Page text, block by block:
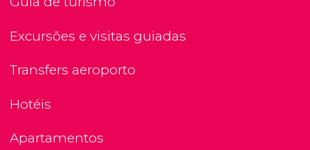
Excursões e visitas guiadas
Transfers aeroporto
Hotéis
Apartamentos